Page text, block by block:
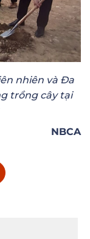
nhiên và Đa
trồng cây tại
NBCA